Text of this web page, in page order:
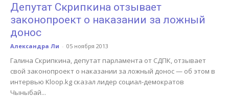
Депутат Скрипкина отзывает
законопроект о наказании за ложный
донос
Александра Ли - 05 ноября 2013
Галина Скрипкина, депутат парламента от СДПК, отзывает
свой законопроект о наказании за ложный донос — об этом в
интервью Kloop.kg сказал лидер социал-демократов
Чыныбай...